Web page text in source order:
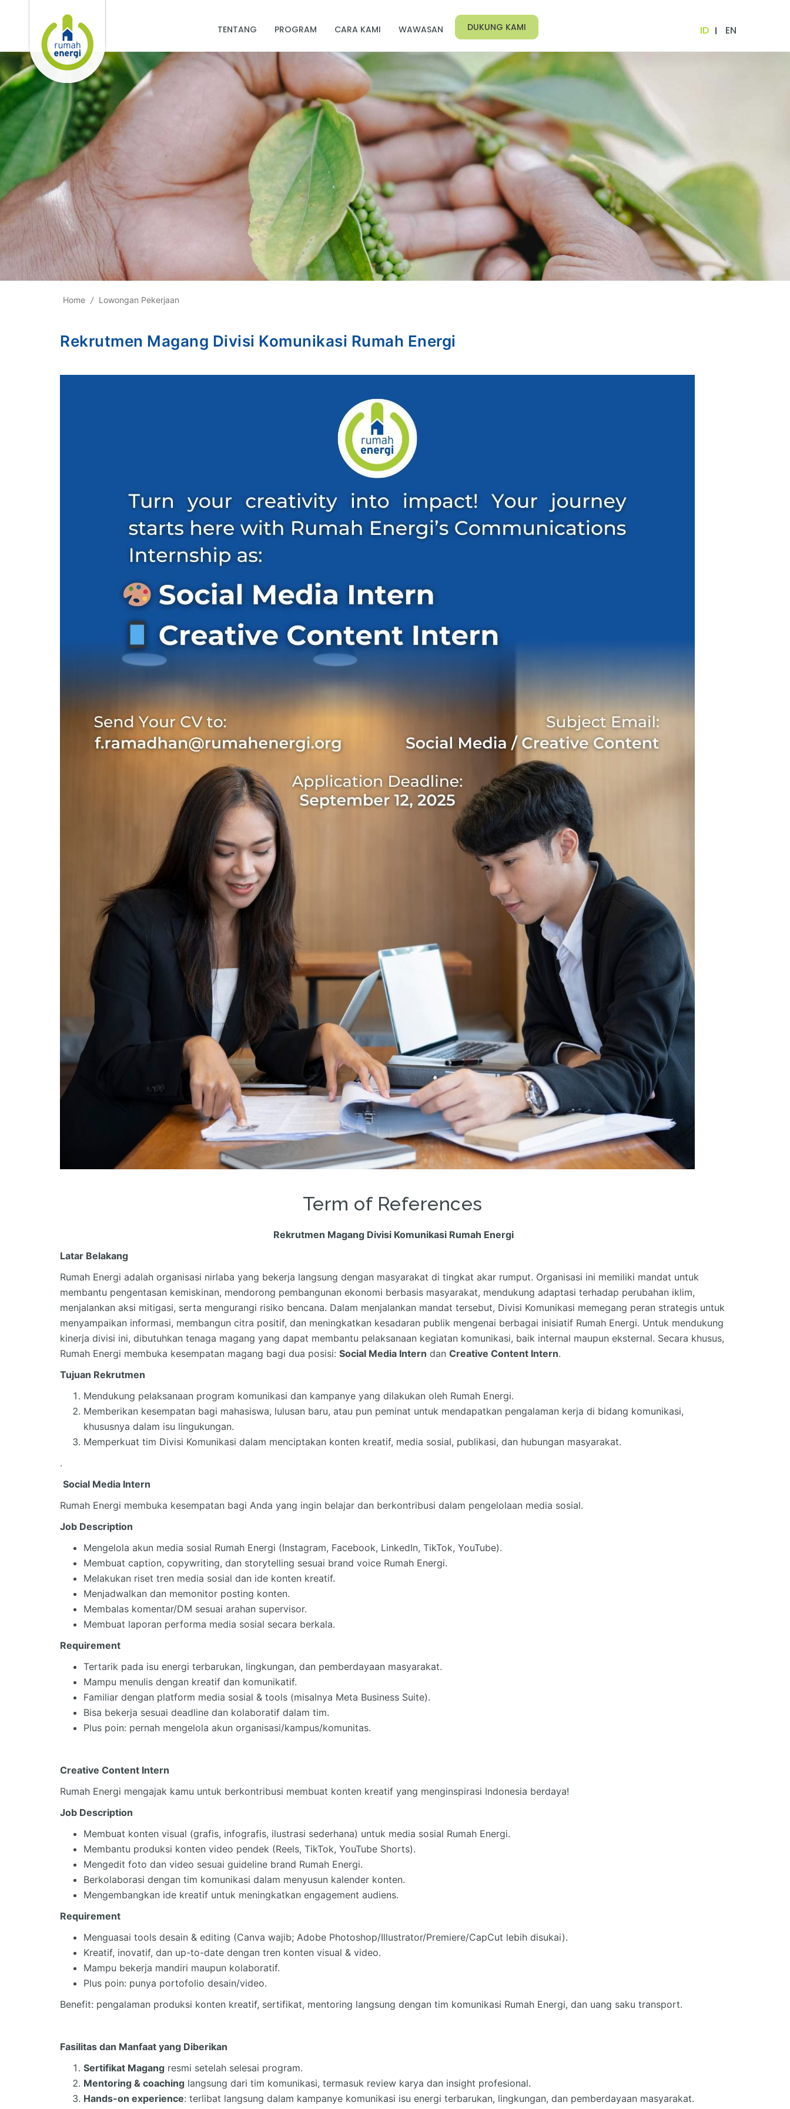
TENTANG PROGRAM CARA KAMI WAWASAN DUKUNG KAMI ID EN
Home / Lowongan Pekerjaan
Rekrutmen Magang Divisi Komunikasi Rumah Energi
Term of References
Rekrutmen Magang Divisi Komunikasi Rumah Energi
Latar Belakang
Rumah Energi adalah organisasi nirlaba yang bekerja langsung dengan masyarakat di tingkat akar rumput. Organisasi ini memiliki mandat untuk
membantu pengentasan kemiskinan, mendorong pembangunan ekonomi berbasis masyarakat, mendukung adaptasi terhadap perubahan iklim,
menjalankan aksi mitigasi, serta mengurangi risiko bencana. Dalam menjalankan mandat tersebut, Divisi Komunikasi memegang peran strategis untuk
menyampaikan informasi, membangun citra positif, dan meningkatkan kesadaran publik mengenai berbagai inisiatif Rumah Energi. Untuk mendukung
kinerja divisi ini, dibutuhkan tenaga magang yang dapat membantu pelaksanaan kegiatan komunikasi, baik internal maupun eksternal. Secara khusus,
Rumah Energi membuka kesempatan magang bagi dua posisi: Social Media Intern dan Creative Content Intern.
Tujuan Rekrutmen
Mendukung pelaksanaan program komunikasi dan kampanye yang dilakukan oleh Rumah Energi.
Memberikan kesempatan bagi mahasiswa, lulusan baru, atau pun peminat untuk mendapatkan pengalaman kerja di bidang komunikasi,
khususnya dalam isu lingukungan.
Memperkuat tim Divisi Komunikasi dalam menciptakan konten kreatif, media sosial, publikasi, dan hubungan masyarakat.
.
Social Media Intern
Rumah Energi membuka kesempatan bagi Anda yang ingin belajar dan berkontribusi dalam pengelolaan media sosial.
Job Description
Mengelola akun media sosial Rumah Energi (Instagram, Facebook, LinkedIn, TikTok, YouTube).
Membuat caption, copywriting, dan storytelling sesuai brand voice Rumah Energi.
Melakukan riset tren media sosial dan ide konten kreatif.
Menjadwalkan dan memonitor posting konten.
Membalas komentar/DM sesuai arahan supervisor.
Membuat laporan performa media sosial secara berkala.
Requirement
Tertarik pada isu energi terbarukan, lingkungan, dan pemberdayaan masyarakat.
Mampu menulis dengan kreatif dan komunikatif.
Familiar dengan platform media sosial & tools (misalnya Meta Business Suite).
Bisa bekerja sesuai deadline dan kolaboratif dalam tim.
Plus poin: pernah mengelola akun organisasi/kampus/komunitas.
Creative Content Intern
Rumah Energi mengajak kamu untuk berkontribusi membuat konten kreatif yang menginspirasi Indonesia berdaya!
Job Description
Membuat konten visual (grafis, infografis, ilustrasi sederhana) untuk media sosial Rumah Energi.
Membantu produksi konten video pendek (Reels, TikTok, YouTube Shorts).
Mengedit foto dan video sesuai guideline brand Rumah Energi.
Berkolaborasi dengan tim komunikasi dalam menyusun kalender konten.
Mengembangkan ide kreatif untuk meningkatkan engagement audiens.
Requirement
Menguasai tools desain & editing (Canva wajib; Adobe Photoshop/Illustrator/Premiere/CapCut lebih disukai).
Kreatif, inovatif, dan up-to-date dengan tren konten visual & video.
Mampu bekerja mandiri maupun kolaboratif.
Plus poin: punya portofolio desain/video.
Benefit: pengalaman produksi konten kreatif, sertifikat, mentoring langsung dengan tim komunikasi Rumah Energi, dan uang saku transport.
Fasilitas dan Manfaat yang Diberikan
Sertifikat Magang resmi setelah selesai program.
Mentoring & coaching langsung dari tim komunikasi, termasuk review karya dan insight profesional.
Hands-on experience: terlibat langsung dalam kampanye komunikasi isu energi terbarukan, lingkungan, dan pemberdayaan masyarakat.